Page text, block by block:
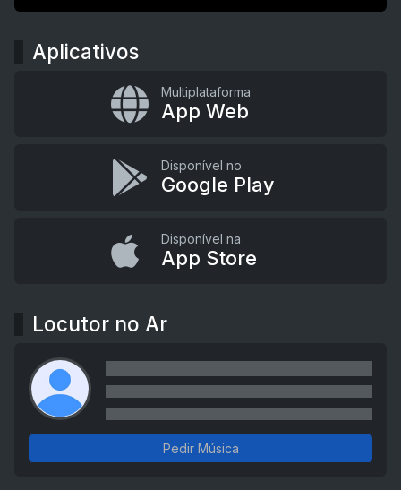
Aplicativos
Multiplataforma
App Web
Disponível no
Google Play
Disponível na
App Store
Locutor no Ar
Pedir Música